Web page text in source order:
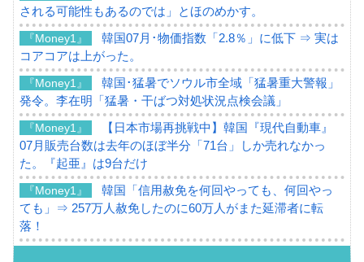
される可能性もあるのでは」とほのめかす。
『Money1』
韓国07月･物価指数「2.8％」に低下 ⇒ 実は
コアコアは上がった。
『Money1』
韓国･猛暑でソウル市全域「猛暑重大警報」
発令。李在明「猛暑・干ばつ対処状況点検会議」
『Money1』
【日本市場再挑戦中】韓国『現代自動車』
07月販売台数は去年のほぼ半分「71台」しか売れなかっ
た。『起亜』は9台だけ
『Money1』
韓国「信用赦免を何回やっても、何回やっ
ても」⇒ 257万人赦免したのに60万人がまた延滞者に転
落！